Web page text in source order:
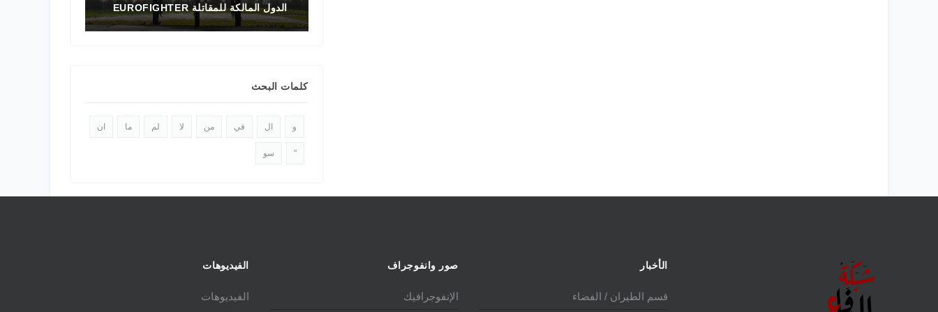
الدول المالكة للمقاتلة EUROFIGHTER
كلمات البحث
و ال في من لا لم ما ان
" سو
الأخبار
قسم الطيران / الفضاء
صور وانفوجراف
الإنفوجرافيك
الفيديوهات
الفيديوهات